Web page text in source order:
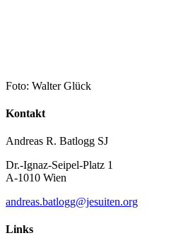
Foto: Walter Glück
Kontakt
Andreas R. Batlogg SJ
Dr.-Ignaz-Seipel-Platz 1
A-1010 Wien
andreas.batlogg@jesuiten.org
Links